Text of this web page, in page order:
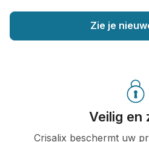
Zie je
Veilig en
Crisalix beschermt uw